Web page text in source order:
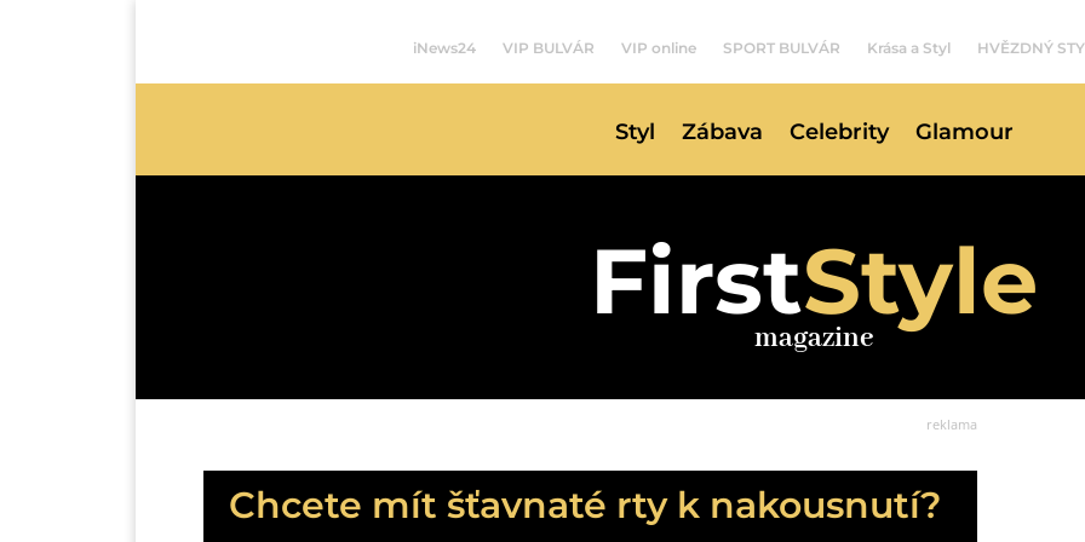
iNews24 VIP BULVÁR VIP online SPORT BULVÁR Krása a Styl HVĚZDNÝ
Styl Zábava Celebrity Glamour
FirstStyle
magazine
reklama
Chcete mít šťavnaté rty k nakousnutí?